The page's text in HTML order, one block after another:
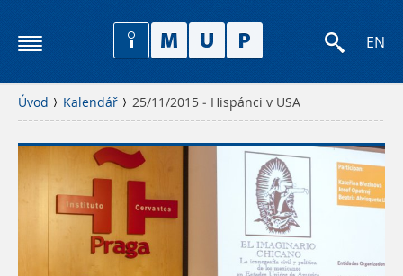
EN
Úvod Kalendář 25/11/2015 - Hispánci v USA